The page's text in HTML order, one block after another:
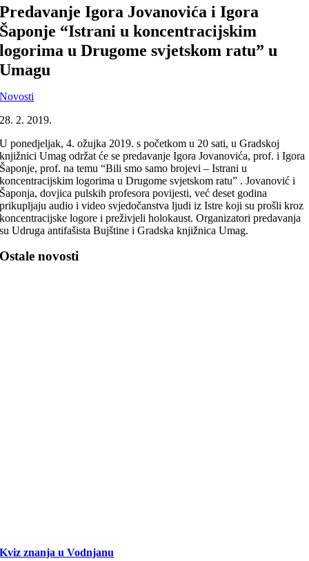
Predavanje Igora Jovanovića i Igora
Šaponje “Istrani u koncentracijskim
logorima u Drugome svjetskom ratu” u
Umagu
Novosti
28. 2. 2019.
U ponedjeljak, 4. ožujka 2019. s početkom u 20 sati, u Gradskoj
knjižnici Umag održat će se predavanje Igora Jovanovića, prof. i Igora
Šaponje, prof. na temu “Bili smo samo brojevi – Istrani u
koncentracijskim logorima u Drugome svjetskom ratu” . Jovanović i
Šaponja, dovjica pulskih profesora povijesti, već deset godina
prikupljaju audio i video svjedočanstva ljudi iz Istre koji su prošli kroz
koncentracijske logore i preživjeli holokaust. Organizatori predavanja
su Udruga antifašista Bujštine i Gradska knjižnica Umag.
Ostale novosti
Kviz znanja u Vodnjanu